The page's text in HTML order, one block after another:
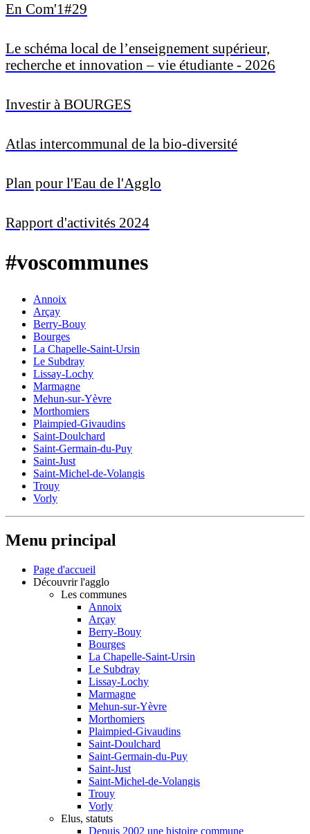
En Com'1#29
Le schéma local de l’enseignement supérieur,
recherche et innovation – vie étudiante - 2026
Investir à BOURGES
Atlas intercommunal de la bio-diversité
Plan pour l'Eau de l'Agglo
Rapport d'activités 2024
#voscommunes
Annoix
Arçay
Berry-Bouy
Bourges
La Chapelle-Saint-Ursin
Le Subdray
Lissay-Lochy
Marmagne
Mehun-sur-Yèvre
Morthomiers
Plaimpied-Givaudins
Saint-Doulchard
Saint-Germain-du-Puy
Saint-Just
Saint-Michel-de-Volangis
Trouy
Vorly
Menu principal
Page d'accueil
Découvrir l'agglo
Les communes
Annoix
Arçay
Berry-Bouy
Bourges
La Chapelle-Saint-Ursin
Le Subdray
Lissay-Lochy
Marmagne
Mehun-sur-Yèvre
Morthomiers
Plaimpied-Givaudins
Saint-Doulchard
Saint-Germain-du-Puy
Saint-Just
Saint-Michel-de-Volangis
Trouy
Vorly
Elus, statuts
Depuis 2002 une histoire commune